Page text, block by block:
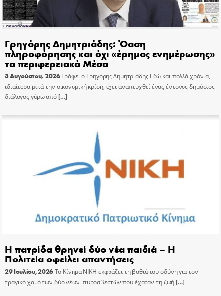
Γρηγόρης Δημητριάδης: Όαση
πληροφόρησης και όχι «έρημος ενημέρωσης»
τα περιφερειακά Μέσα
3 Αυγούστου, 2026 Γράφει ο Γρηγόρης Δημητριάδης Εδώ και πολλά χρόνια,
ιδιαίτερα μετά την οικονομική κρίση, έχει αναπτυχθεί ένας έντονος δημόσιος
διάλογος γύρω από[…]
Η πατρίδα θρηνεί δύο νέα παιδιά – Η
Πολιτεία οφείλει απαντήσεις
29 Ιουλίου, 2026Το Κίνημα ΝΙΚΗ εκφράζει τη βαθιά του οδύνη για τον
τραγικό χαμό των δύο νέων πυροσβεστών που έχασαν τη ζωή[…]